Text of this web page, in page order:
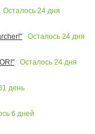
Осталось 24 дня
Осталось 24 дня
Осталось 24 дня
день
6 дней